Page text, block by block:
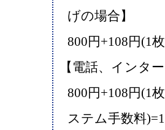
げの場合】
800円+108円(1
【電話、インタ
800円+108円(1
ステム手数料